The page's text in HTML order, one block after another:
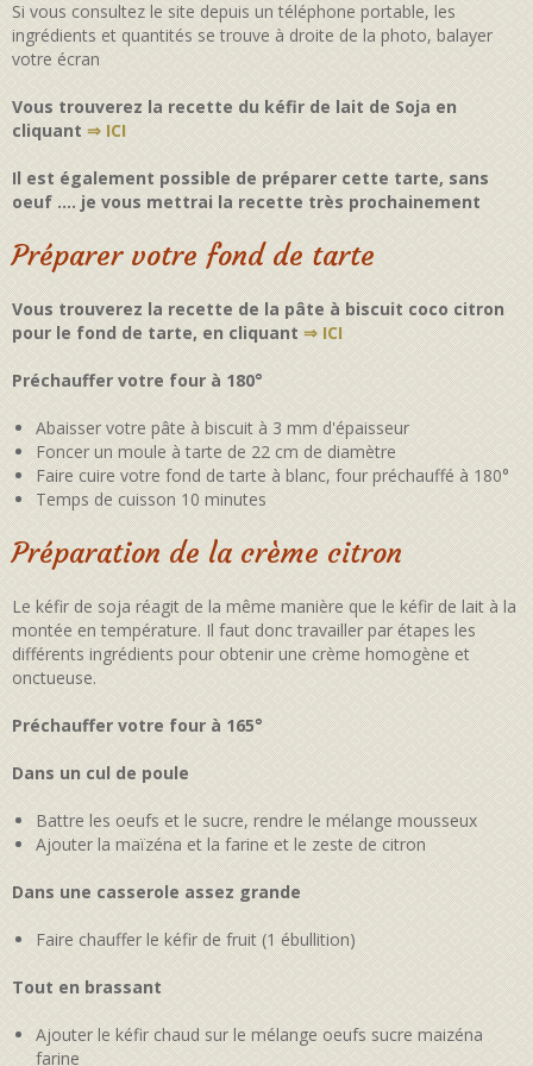
Si vous consultez le site depuis un téléphone portable, les
ingrédients et quantités se trouve à droite de la photo, balayer
votre écran
Vous trouverez la recette du kéfir de lait de Soja en
cliquant ⇒ ICI
Il est également possible de préparer cette tarte, sans
oeuf .... je vous mettrai la recette très prochainement
Préparer votre fond de tarte
Vous trouverez la recette de la pâte à biscuit coco citron
pour le fond de tarte, en cliquant ⇒ ICI
Préchauffer votre four à 180°
Abaisser votre pâte à biscuit à 3 mm d'épaisseur
Foncer un moule à tarte de 22 cm de diamètre
Faire cuire votre fond de tarte à blanc, four préchauffé à 180°
Temps de cuisson 10 minutes
Préparation de la crème citron
Le kéfir de soja réagit de la même manière que le kéfir de lait à la
montée en température. Il faut donc travailler par étapes les
différents ingrédients pour obtenir une crème homogène et
onctueuse.
Préchauffer votre four à 165°
Dans un cul de poule
Battre les oeufs et le sucre, rendre le mélange mousseux
Ajouter la maïzéna et la farine et le zeste de citron
Dans une casserole assez grande
Faire chauffer le kéfir de fruit (1 ébullition)
Tout en brassant
Ajouter le kéfir chaud sur le mélange oeufs sucre maizéna
farine